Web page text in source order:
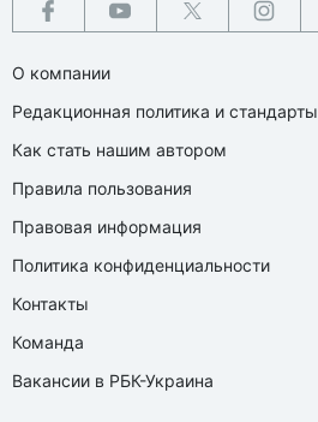
О компании
Редакционная политика и стандарты
Как стать нашим автором
Правила пользования
Правовая информация
Политика конфиденциальности
Контакты
Команда
Вакансии в РБК-Украина